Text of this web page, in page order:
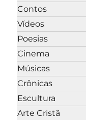
Contos
Vídeos
Poesias
Cinema
Músicas
Crônicas
Escultura
Arte Cristã